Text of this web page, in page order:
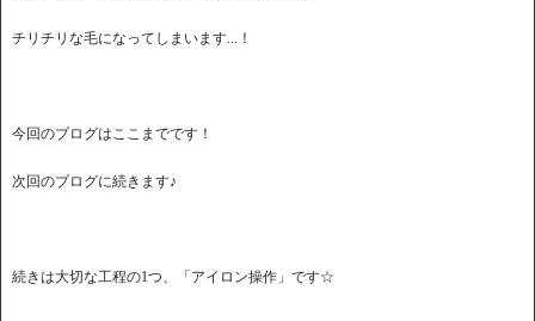
チリチリな毛になってしまいます...！
今回のブログはここまでです！
次回のブログに続きます♪
続きは大切な工程の1つ、「アイロン操作」です☆